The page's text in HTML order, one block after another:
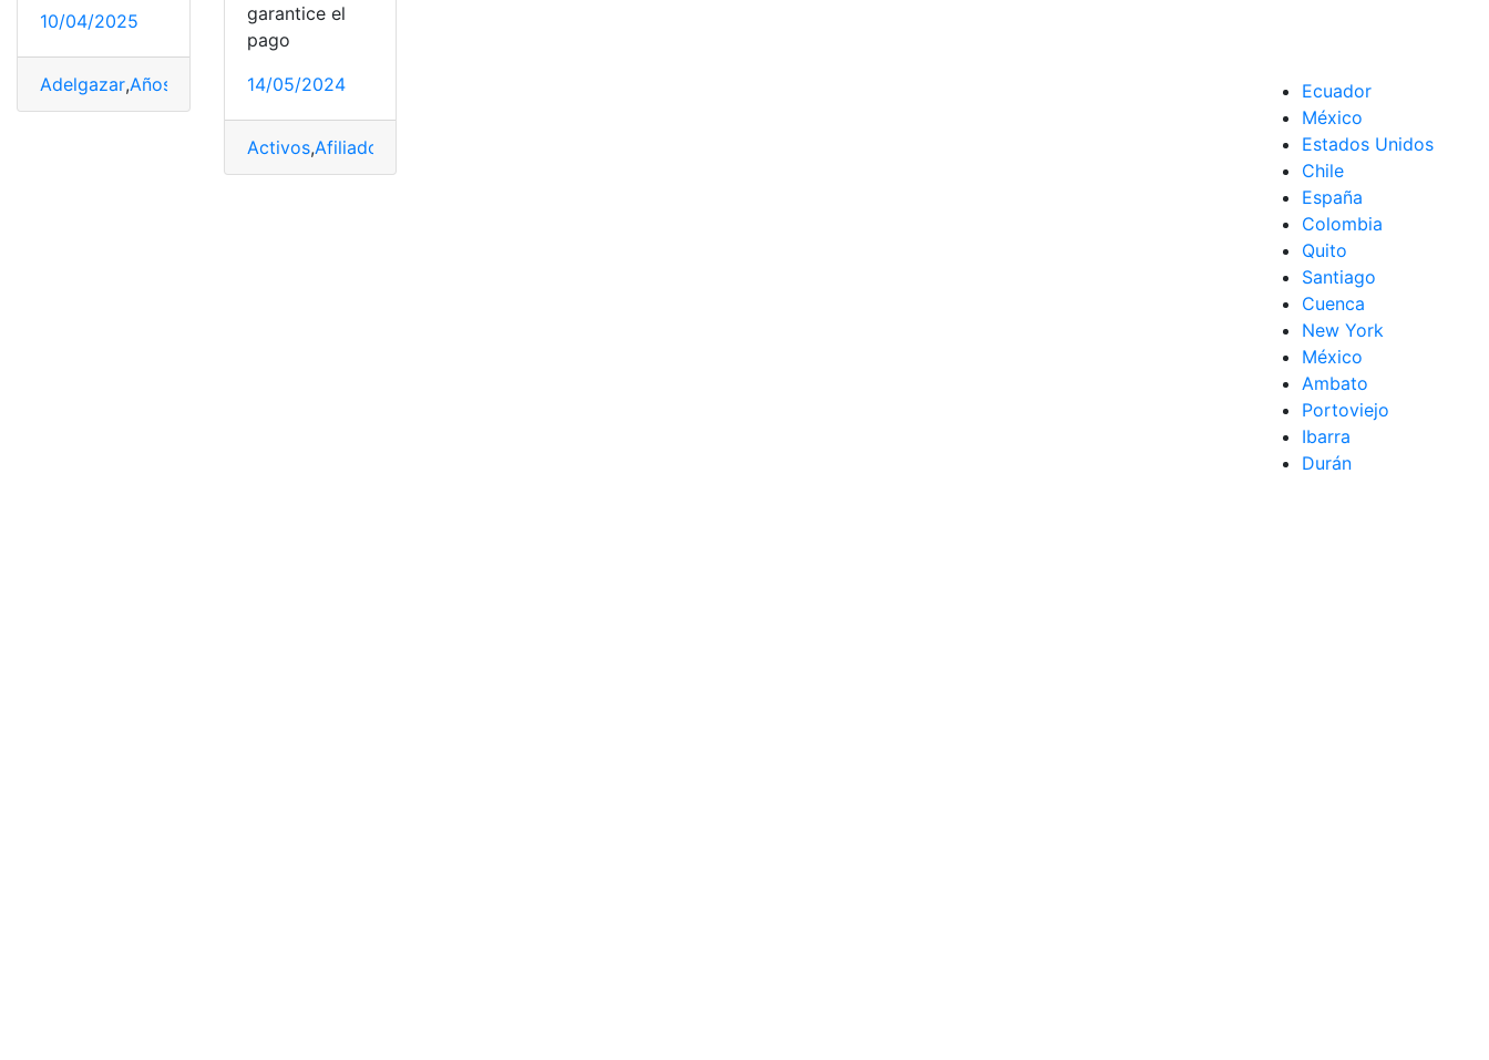
10/04/2025
Adelgazar,Años Calorías,edulcorantes
garantice el
pago
14/05/2024
Activos,Afiliados
Ecuador
México
Estados Unidos
Chile
España
Colombia
Quito
Santiago
Cuenca
New York
México
Ambato
Portoviejo
Ibarra
Durán